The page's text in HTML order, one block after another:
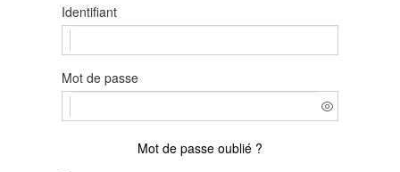
Identifiant
Mot de passe
Mot de passe oublié ?